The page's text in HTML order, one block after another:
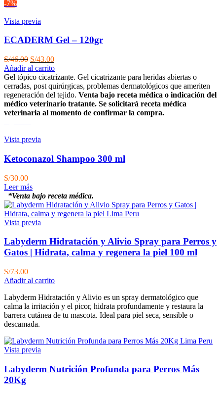
-7%
Vista previa
ECADERM Gel – 120gr
S/46.00 El
precio
original
era:
S/46.00.
S/43.00El
precio
actual
es:
S/43.00.
Añadir al carrito
Gel tópico cicatrizante. Gel cicatrizante para heridas abiertas o
cerradas, post quirúrgicas, problemas dermatológicos que ameriten
regeneración del tejido. Venta bajo receta médica o indicación del
médico veterinario tratante. Se solicitará receta médica
veterinaria al momento de confirmar la compra.
Vista previa
Ketoconazol Shampoo 300 ml
S/30.00
Leer más
*Venta bajo receta médica.
Vista previa
Labyderm Hidratación y Alivio Spray para Perros y
Gatos | Hidrata, calma y regenera la piel 100 ml
S/73.00
Añadir al carrito
Labyderm Hidratación y Alivio es un spray dermatológico que
calma la irritación y el picor, hidrata profundamente y restaura la
barrera cutánea de tu mascota. Ideal para piel seca, sensible o
descamada.
Vista previa
Labyderm Nutrición Profunda para Perros Más
20Kg